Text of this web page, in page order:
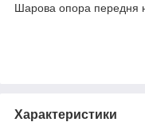
Шарова опора передня
Характеристики